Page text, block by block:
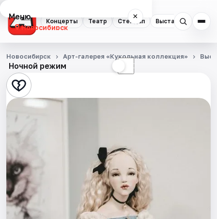
Концерты Театр Стендап Выставки
Меню ×
Новосибирск
Концерты
Театр
Стендап
Выставки
Экскурсии
Спорт
События
Ночной режим ☾
Новосибирск Арт-галерея «Кукольная коллекция»